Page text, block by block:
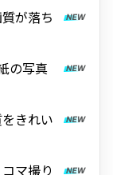
が落ち
の写真
きれい
マ撮り